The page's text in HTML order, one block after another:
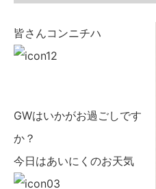
皆さんコンニチハ
GWはいかがお過ごしです
か？
今日はあいにくのお天気